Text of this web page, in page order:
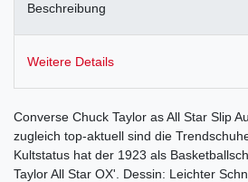
Beschreibung
Weitere Details
Converse Chuck Taylor as All Star Slip
zugleich top-aktuell sind die
Kultstatus hat der 1923 als
Taylor All Star OX'. Dessin: Leichter